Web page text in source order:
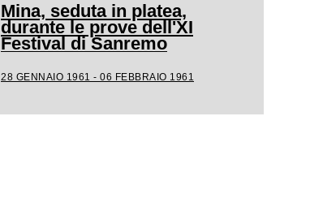
Mina, seduta in platea,
durante le prove dell'XI
Festival di Sanremo
28 GENNAIO 1961 - 06 FEBBRAIO 1961